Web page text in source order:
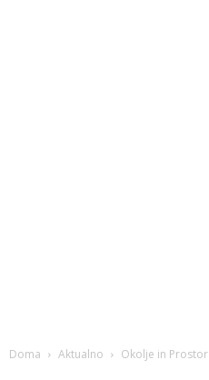
Doma Aktualno Okolje in Prostor